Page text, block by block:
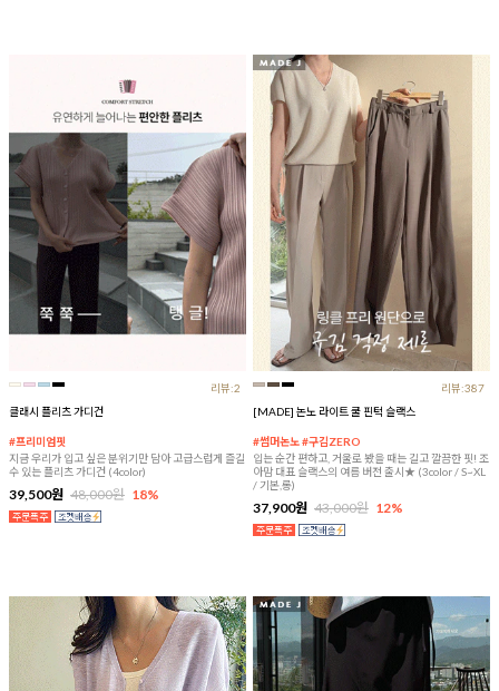
리뷰:2
클래시 플리츠 가디건
#프리미엄핏
지금 우리가 입고 싶은 분위기만 담아 고급스럽게 즐길
수 있는 플리츠 가디건 (4color)
39,500원 48,000원 18%
리뷰:387
[MADE] 논노 라이트 쿨 핀턱 슬랙스
#썸머논노 #구김ZERO
입는 순간 편하고, 거울로 봤을 때는 길고 깔끔한 핏! 조
아맘 대표 슬랙스의 여름 버전 출시★ (3color / S~XL
/ 기본,롱)
37,900원 43,000원 12%